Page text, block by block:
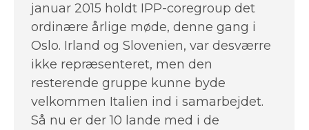
januar 2015 holdt IPP-coregroup det
ordinære årlige møde, denne gang i
Oslo. Irland og Slovenien, var desværre
ikke repræsenteret, men den
resterende gruppe kunne byde
velkommen Italien ind i samarbejdet.
Så nu er der 10 lande med i de